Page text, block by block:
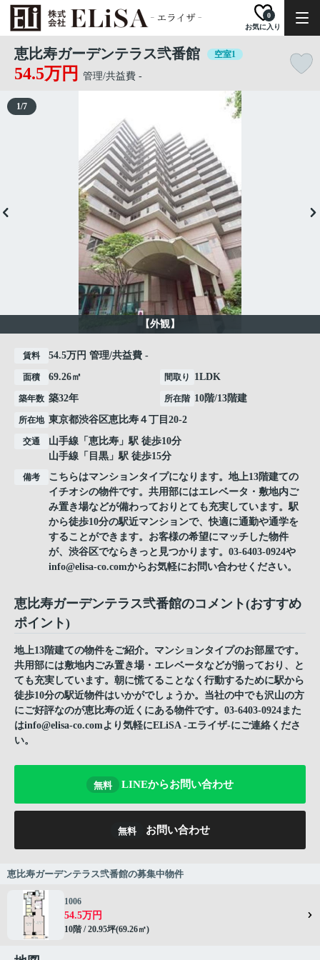
お気に入り
0
恵比寿ガーデンテラス弐番館 空室1
54.5万円 管理/共益費 -
【外観】
1/7
賃料 54.5万円 管理/共益費 -
面積 69.26㎡ 間取り 1LDK
築年数 築32年 所在階 10階/13階建
所在地 東京都渋谷区恵比寿 ４丁目20-2
交通 山手線 「 恵比寿 」駅 徒歩10分
山手線 「 目黒 」駅 徒歩15分
備考
こちらはマンションタイプになります。地上13階建ての
イチオシの物件です。共用部にはエレベータ・敷地内ご
み置き場などが備わっておりとても充実しています。駅
から徒歩10分の駅近マンションで、快適に通勤や通学を
することができます。お客様の希望にマッチした物件
が、渋谷区でならきっと見つかります。03-6403-0924や
info@elisa-co.comからお気軽にお問い合わせください。
恵比寿ガーデンテラス弐番館のコメント(おすすめ
ポイント)
地上13階建ての物件をご紹介。マンションタイプのお部屋です。
共用部には敷地内ごみ置き場・エレベータなどが揃っており、と
ても充実しています。朝に慌てることなく行動するために駅から
徒歩10分の駅近物件はいかがでしょうか。当社の中でも沢山の方
にご好評なのが恵比寿の近くにある物件です。03-6403-0924また
はinfo@elisa-co.comより気軽にELiSA -エライザ-にご連絡くださ
い。
無料 LINEからお問い合わせ
無料 お問い合わせ
恵比寿ガーデンテラス弐番館の募集中物件
1006
54.5万円
10階 / 20.95坪(69.26㎡)